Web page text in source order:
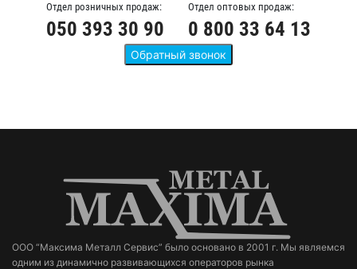
Отдел розничных продаж:
050 393 30 90
Отдел оптовых продаж:
0 800 33 64 13
ООО “Максима Металл Сервис” было основано в 2001 г. Мы являемся
одним из динамично развивающихся операторов рынка